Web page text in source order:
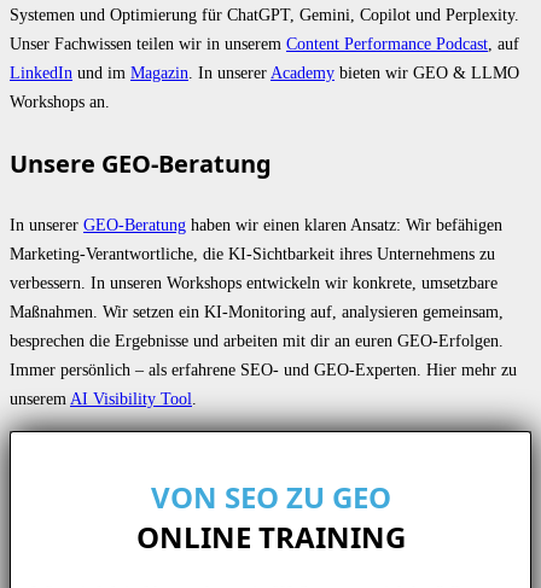
Systemen und Optimierung für ChatGPT, Gemini, Copilot und Perplexity.
Unser Fachwissen teilen wir in unserem Content Performance Podcast , auf
LinkedIn und im Magazin . In unserer Academy bieten wir GEO & LLMO
Workshops an.
Unsere GEO-Beratung
In unserer GEO-Beratung haben wir einen klaren Ansatz: Wir befähigen
Marketing-Verantwortliche, die KI-Sichtbarkeit ihres Unternehmens zu
verbessern. In unseren Workshops entwickeln wir konkrete, umsetzbare
Maßnahmen. Wir setzen ein KI-Monitoring auf, analysieren gemeinsam,
besprechen die Ergebnisse und arbeiten mit dir an euren GEO-Erfolgen.
Immer persönlich – als erfahrene SEO- und GEO-Experten. Hier mehr zu
unseremAI Visibility Tool.
VON SEO ZU GEO
ONLINE TRAINING